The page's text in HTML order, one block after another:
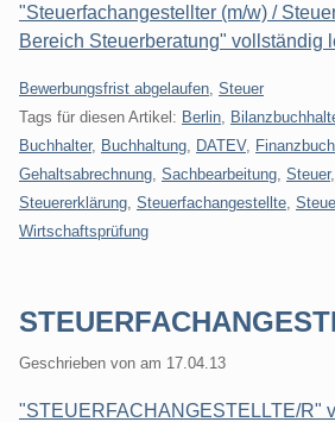
"Steuerfachangestellter (m/w) /
Bereich Steuerberatung" vollständig
Kategorien:
Bewerbungsfrist abgelaufen Steuer
Tags für diesen Artikel: Berlin
Buchhalter, Buchhaltung DATEV,
Gehaltsabrechnung Sachbearbeitung Steuer,
Steuererklärung Steuerfachangestellte
Wirtschaftsprüfung
Geschrieben von am 17.04.13
"STEUERFACHANGESTELLTE/R"